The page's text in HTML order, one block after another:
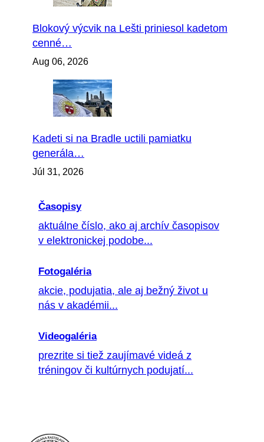
Blokový výcvik na Lešti priniesol kadetom
cenné…
Aug 06, 2026
Kadeti si na Bradle uctili pamiatku
generála…
Júl 31, 2026
Časopisy
aktuálne číslo, ako aj archív časopisov
v elektronickej podobe...
Fotogaléria
akcie, podujatia, ale aj bežný život u
nás v akadémii...
Videogaléria
prezrite si tiež zaujímavé videá z
tréningov či kultúrnych podujatí...